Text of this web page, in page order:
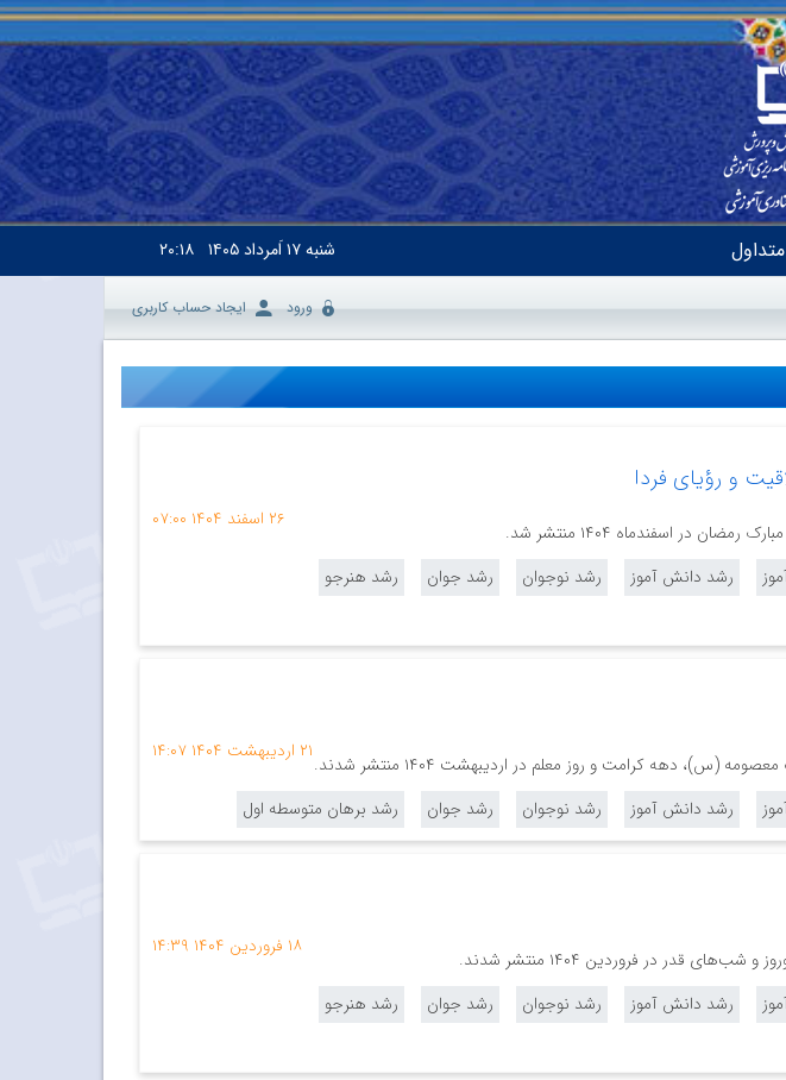
شنبه۱۷ اَمرداد ۱۴۰۵ ۲۰:۱۸
ورود ایجاد حساب کاربری
و رؤیای فردا
۲۶ اسفند ۱۴۰۴ ۰۷:۰۰
اسفند‌ماه ۱۴۰۴ منتشر شد.
رشد دانش آموز رشد نوجوان رشد جوان
رشد هنرجو
۲۱ اردیبهشت ۱۴۰۴ ۱۴:۰۷
دهه کرامت و روز معلم در اردیبهشت ۱۴۰۴ منتشر شدند.
رشد دانش آموز رشد نوجوان رشد جوان رشد برهان متوسطه اول
۱۸ فروردین ۱۴۰۴ ۱۴:۳۹
در فروردین ۱۴۰۴ منتشر شدند.
رشد دانش آموز رشد نوجوان رشد جوان
رشد هنرجو